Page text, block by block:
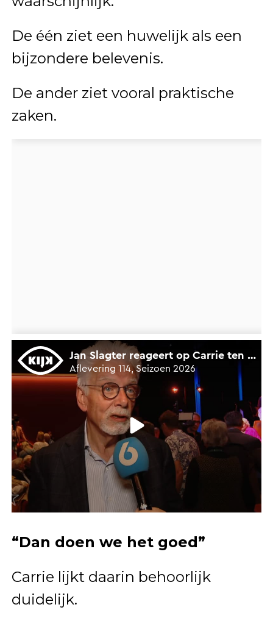
De één ziet een huwelijk als een
bijzondere belevenis.
De ander ziet vooral praktische
zaken.
“Dan doen we het goed”
Carrie lijkt daarin behoorlijk
duidelijk.